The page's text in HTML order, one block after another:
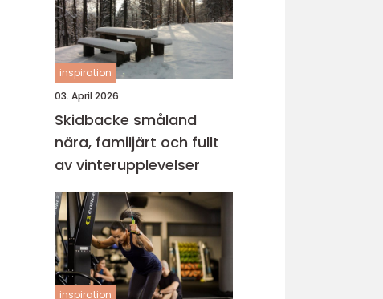
inspiration
03. April 2026
Skidbacke småland
nära, familjärt och fullt
av vinterupplevelser
inspiration